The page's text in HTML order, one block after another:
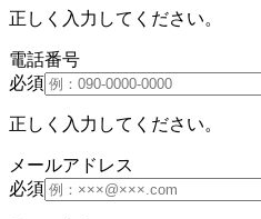
正しく入力してください。
電話番号
必須
正しく入力してください。
メールアドレス
必須